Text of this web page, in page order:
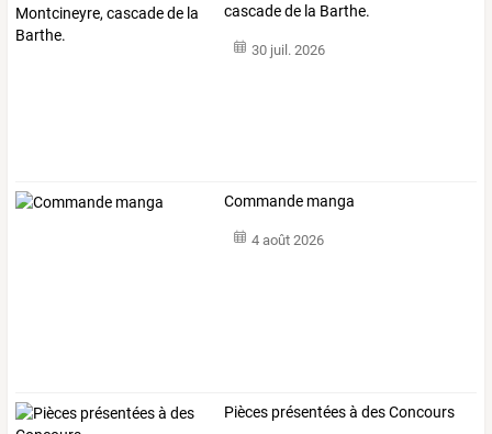
cascade de la Barthe.
30 juil. 2026
Commande manga
4 août 2026
Pièces présentées à des Concours